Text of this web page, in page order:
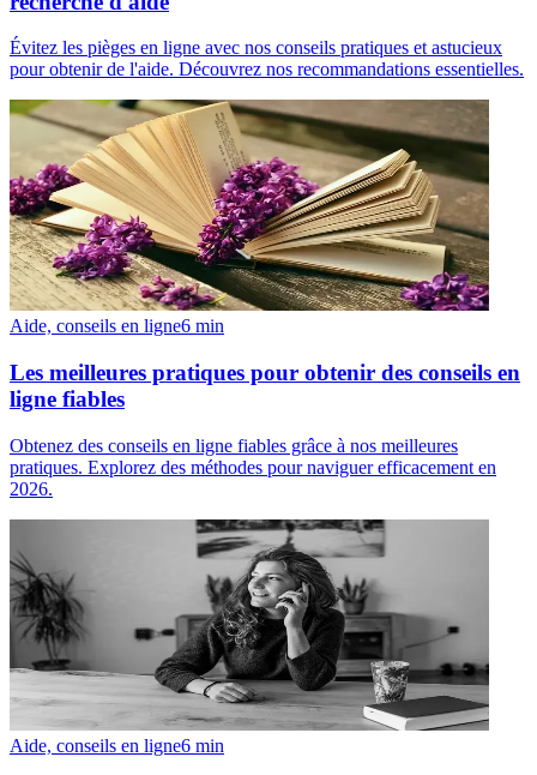
Évitez les pièges en ligne avec nos conseils pratiques et astucieux
pour obtenir de l'aide. Découvrez nos recommandations essentielles.
Aide, conseils en ligne6 min
Les meilleures pratiques pour obtenir des conseils en
ligne fiables
Obtenez des conseils en ligne fiables grâce à nos meilleures
pratiques. Explorez des méthodes pour naviguer efficacement en
2026.
Aide, conseils en ligne6 min